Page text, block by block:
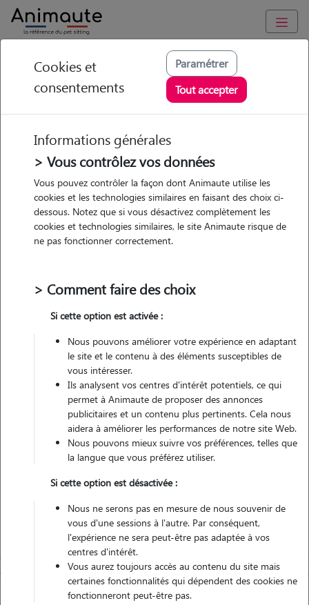
Animaute Ile-de-France Paris 10e Arrondissement
Nolwenn - Petsitter à
PARIS 10
• 28 ans
Garde
chez le Pet Sitter
Non véhiculé
Gardes réalisées
Contacter
L'envoi d'une demande est sans engagement
Cookies et
consentements
Paramétrer
Tout accepter
Informations générales
> Vous contrôlez vos données
Vous pouvez contrôler la façon dont Animaute utilise les
cookies et les technologies similaires en faisant des choix ci-
dessous. Notez que si vous désactivez complètement les
cookies et technologies similaires, le site Animaute risque de
ne pas fonctionner correctement.
> Comment faire des choix
Si cette option est activée :
Nous pouvons améliorer votre expérience en adaptant
le site et le contenu à des éléments susceptibles de
vous intéresser.
Ils analysent vos centres d'intérêt potentiels, ce qui
permet à Animaute de proposer des annonces
publicitaires et un contenu plus pertinents. Cela nous
aidera à améliorer les performances de notre site Web.
Nous pouvons mieux suivre vos préférences, telles que
la langue que vous préférez utiliser.
Si cette option est désactivée :
Nous ne serons pas en mesure de nous souvenir de
vous d'une sessions à l'autre. Par conséquent,
l'expérience ne sera peut-être pas adaptée à vos
centres d'intérêt.
Vous aurez toujours accès au contenu du site mais
certaines fonctionnalités qui dépendent des cookies ne
fonctionneront peut-être pas.